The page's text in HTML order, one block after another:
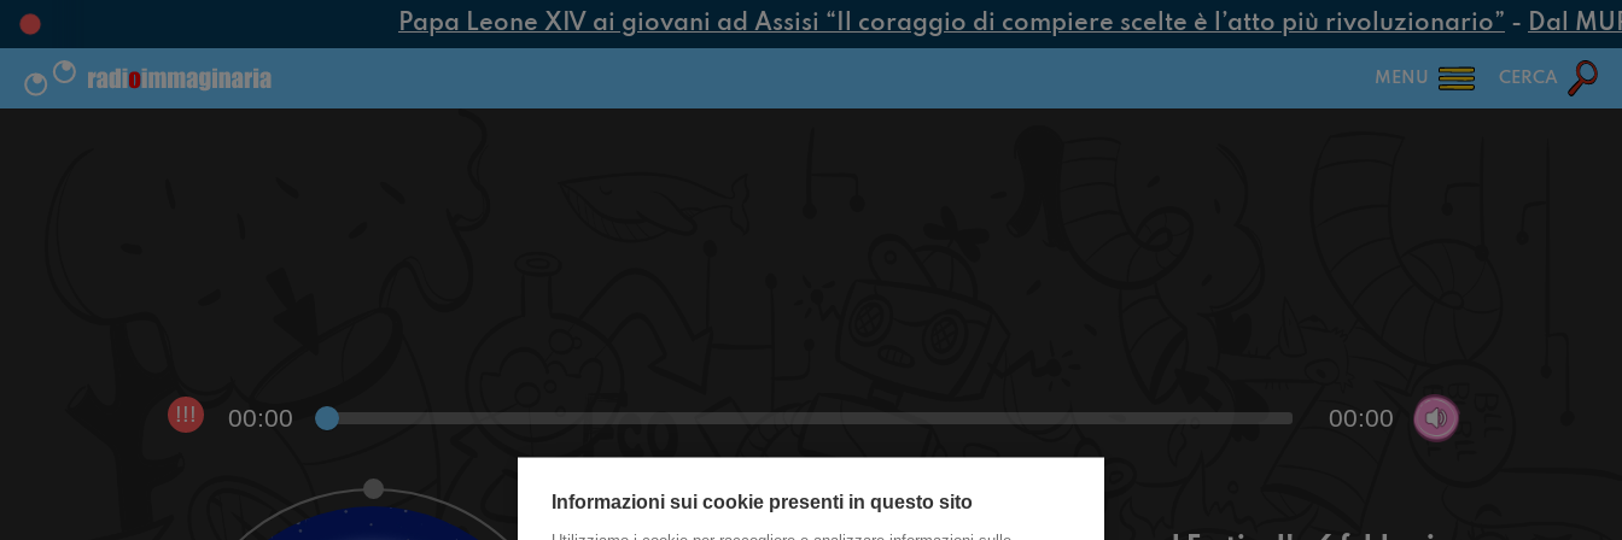
Papa Leone XIV ai giovani ad Assisi “Il coraggio di compiere scelte è l’atto più rivoluzionario”- Dal
MENU CERCA
!!! 00:00 00:00
Informazioni sui cookie presenti in questo sito